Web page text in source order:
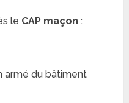
le CAP maçon :
armé du bâtiment